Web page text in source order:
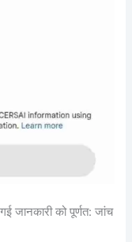
जानकारी को पूर्णत: जांच